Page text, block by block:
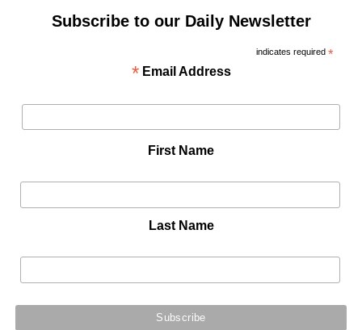
Subscribe to our Daily Newsletter
*
indicates required
Email Address
*
First Name
Last Name